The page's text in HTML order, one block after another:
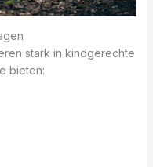
stark in kindgerechte
bieten: